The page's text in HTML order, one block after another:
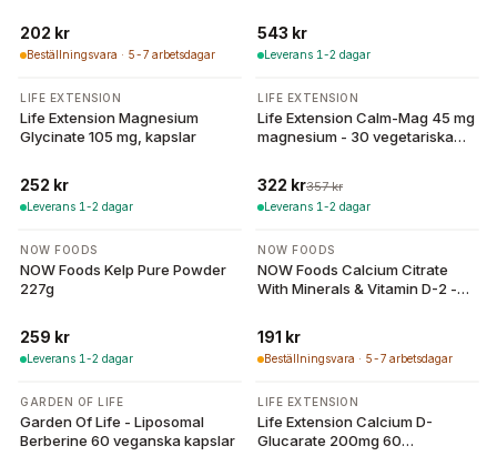
202 kr
Beställningsvara · 5-7 arbetsdagar
543 kr
Leverans 1-2 dagar
LIFE EXTENSION
Life Extension Magnesium
Glycinate 105 mg, kapslar
252 kr
Leverans 1-2 dagar
-10%
LIFE EXTENSION
Life Extension Calm-Mag 45 mg
magnesium - 30 vegetariska
322 kr357 kr
Leverans 1-2 dagar
NOW FOODS
NOW Foods Kelp Pure Powder
227g
259 kr
Leverans 1-2 dagar
NOW FOODS
NOW Foods Calcium Citrate
With Minerals & Vitamin D-2 -
191 kr
Beställningsvara · 5-7 arbetsdagar
GARDEN OF LIFE
Garden Of Life - Liposomal
Berberine 60 veganska kapslar
LIFE EXTENSION
Life Extension Calcium D-
Glucarate 200mg 60